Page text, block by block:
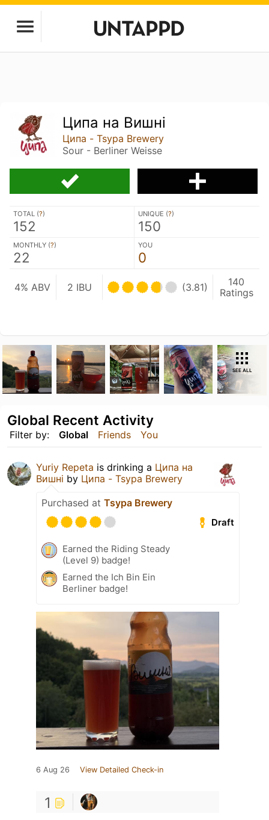
Ципа на Вишні
Ципа - Tsypa Brewery
Sour - Berliner Weisse
TOTAL (?)
152
UNIQUE (?)
150
MONTHLY (?)
22
YOU
0
4% ABV 2 IBU (3.81)
140
Ratings
SEE ALL
Filter by: Global Friends You
Global Recent Activity
Yuriy Repeta is drinking a Ципа на
Вишні by Ципа - Tsypa Brewery
Purchased at Tsypa Brewery
Draft
Earned the Riding Steady
(Level 9) badge!
Earned the Ich Bin Ein
Berliner badge!
6 Aug 26 View Detailed Check-in
1